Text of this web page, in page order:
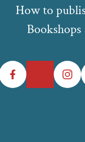
How to
Bookshops
Facebook